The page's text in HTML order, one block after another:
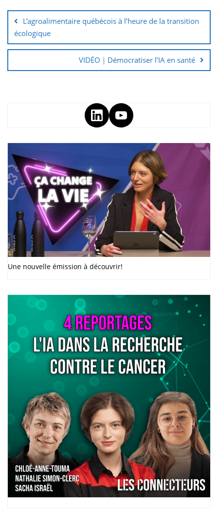
L’agroalimentaire québécois à l’heure de la transition
écologique
VIDÉO｜Démocratiser l’IA en santé
Une nouvelle émission à découvrir!